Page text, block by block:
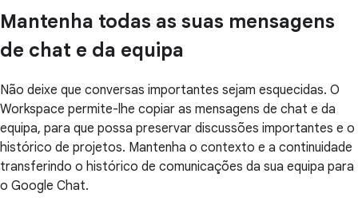
Mantenha todas as suas mensagens
de chat e da equipa
Não deixe que conversas importantes sejam esquecidas. O
Workspace permite-lhe copiar as mensagens de chat e da
equipa, para que possa preservar discussões importantes e o
histórico de projetos. Mantenha o contexto e a continuidade
transferindo o histórico de comunicações da sua equipa para
o Google Chat.